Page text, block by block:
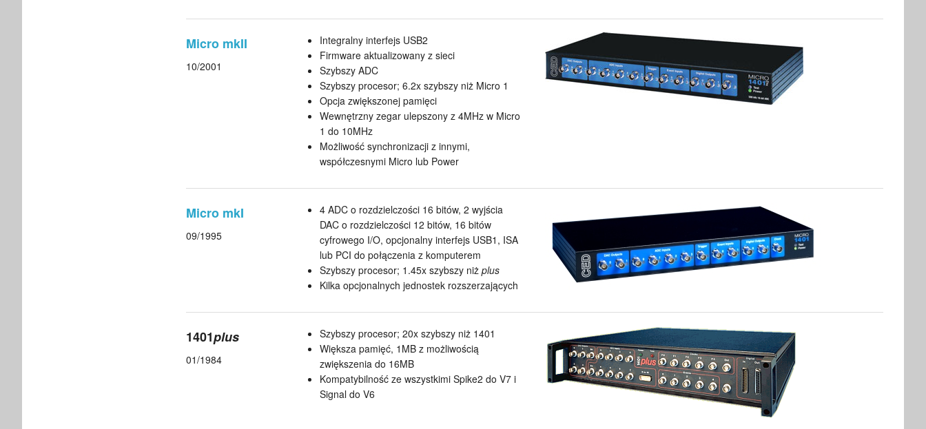
Micro mkII
10/2001
Integralny interfejs USB2
Firmware aktualizowany z sieci
Szybszy ADC
Szybszy procesor; 6.2x szybszy niż Micro 1
Opcja zwiększonej pamięci
Wewnętrzny zegar ulepszony z 4MHz w Micro
1 do 10MHz
Możliwość synchronizacji z innymi,
współczesnymi Micro lub Power
Micro mkI
09/1995
4 ADC o rozdzielczości 16 bitów, 2 wyjścia
DAC o rozdzielczości 12 bitów, 16 bitów
cyfrowego I/O, opcjonalny interfejs USB1, ISA
lub PCI do połączenia z komputerem
Szybszy procesor; 1.45x szybszy niż plus
Kilka opcjonalnych jednostek rozszerzających
1401plus
01/1984
Szybszy procesor; 20x szybszy niż 1401
Większa pamięć, 1MB z możliwością
zwiększenia do 16MB
Kompatybilność ze wszystkimi Spike2 do V7 i
Signal do V6